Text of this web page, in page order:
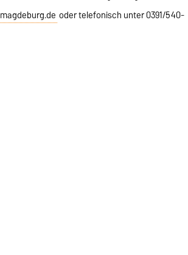
oder telefonisch unter 0391/540-